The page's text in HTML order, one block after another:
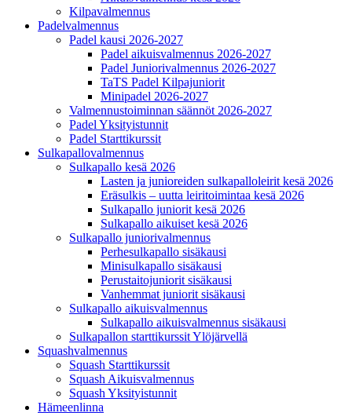
Kilpavalmennus
Padelvalmennus
Padel kausi 2026-2027
Padel aikuisvalmennus 2026-2027
Padel Juniorivalmennus 2026-2027
TaTS Padel Kilpajuniorit
Minipadel 2026-2027
Valmennustoiminnan säännöt 2026-2027
Padel Yksityistunnit
Padel Starttikurssit
Sulkapallovalmennus
Sulkapallo kesä 2026
Lasten ja junioreiden sulkapalloleirit kesä 2026
Eräsulkis – uutta leiritoimintaa kesä 2026
Sulkapallo juniorit kesä 2026
Sulkapallo aikuiset kesä 2026
Sulkapallo juniorivalmennus
Perhesulkapallo sisäkausi
Minisulkapallo sisäkausi
Perustaitojuniorit sisäkausi
Vanhemmat juniorit sisäkausi
Sulkapallo aikuisvalmennus
Sulkapallo aikuisvalmennus sisäkausi
Sulkapallon starttikurssit Ylöjärvellä
Squashvalmennus
Squash Starttikurssit
Squash Aikuisvalmennus
Squash Yksityistunnit
Hämeenlinna